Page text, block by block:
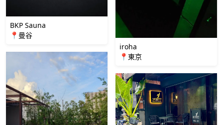
BKP Sauna
📍曼谷
iroha
📍東京